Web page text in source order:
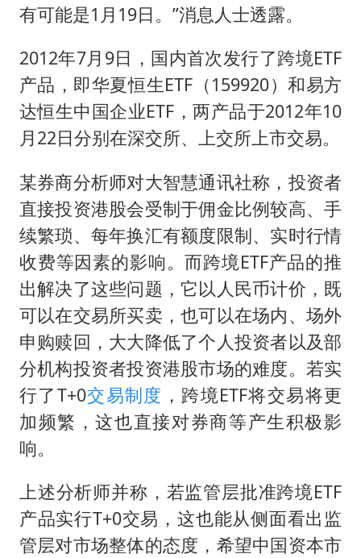
有可能是1月19日。”消息人士透露。
2012年7月9日，国内首次发行了跨境ETF
产品，即华夏恒生ETF（159920）和易方
达恒生中国企业ETF，两产品于2012年10
月22日分别在深交所、上交所上市交易。
某券商分析师对大智慧通讯社称，投资者
直接投资港股会受制于佣金比例较高、手
续繁琐、每年换汇有额度限制、实时行情
收费等因素的影响。而跨境ETF产品的推
出解决了这些问题，它以人民币计价，既
可以在交易所买卖，也可以在场内、场外
申购赎回，大大降低了个人投资者以及部
分机构投资者投资港股市场的难度。若实
行了T+0交易制度 ，跨境ETF将交易将更
加频繁，这也直接对券商等产生积极影
响。
上述分析师并称，若监管层批准跨境ETF
产品实行T+0交易，这也能从侧面看出监
管层对市场整体的态度，希望中国资本市